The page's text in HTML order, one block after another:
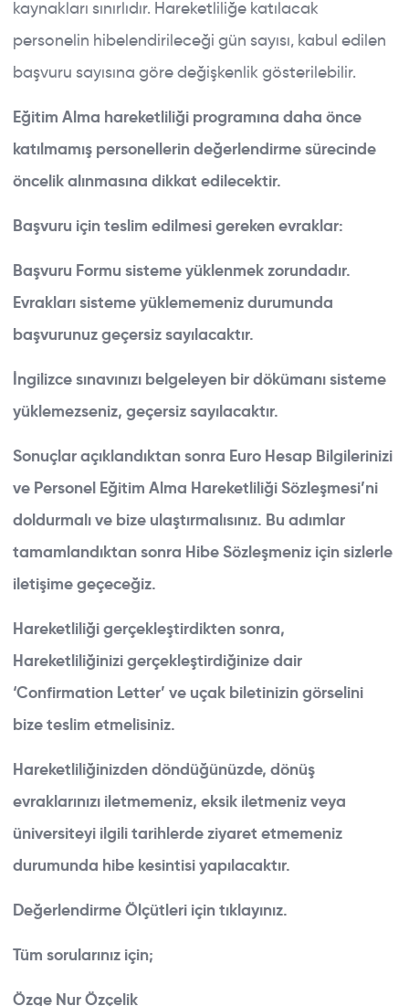
kaynakları sınırlıdır. Hareketliliğe katılacak
personelin hibelendirileceği gün sayısı, kabul edilen
başvuru sayısına göre değişkenlik gösterilebilir.
Eğitim Alma hareketliliği programına daha önce
katılmamış personellerin değerlendirme sürecinde
öncelik alınmasına dikkat edilecektir.
Başvuru için teslim edilmesi gereken evraklar:
Başvuru Formu sisteme yüklenmek zorundadır.
Evrakları sisteme yüklememeniz durumunda
başvurunuz geçersiz sayılacaktır.
İngilizce sınavınızı belgeleyen bir dökümanı sisteme
yüklemezseniz, geçersiz sayılacaktır.
Sonuçlar açıklandıktan sonra Euro Hesap Bilgilerinizi
ve Personel Eğitim Alma Hareketliliği Sözleşmesi’ni
doldurmalı ve bize ulaştırmalısınız. Bu adımlar
tamamlandıktan sonra Hibe Sözleşmeniz için sizlerle
iletişime geçeceğiz.
Hareketliliği gerçekleştirdikten sonra,
Hareketliliğinizi gerçekleştirdiğinize dair
‘Confirmation Letter’ ve uçak biletinizin görselini
bize teslim etmelisiniz.
Hareketliliğinizden döndüğünüzde, dönüş
evraklarınızı iletmemeniz, eksik iletmeniz veya
üniversiteyi ilgili tarihlerde ziyaret etmemeniz
durumunda hibe kesintisi yapılacaktır.
Değerlendirme Ölçütleri içintıklayınız.
Tüm sorularınız için;
Özge Nur Özçelik